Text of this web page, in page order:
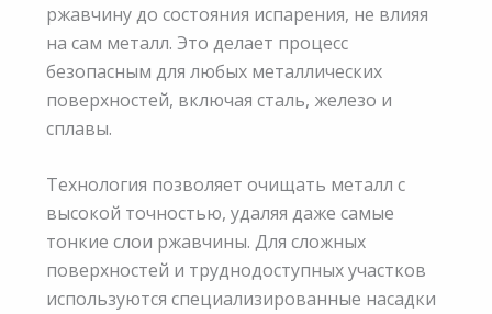
ржавчину до состояния испарения, не влияя
на сам металл. Это делает процесс
безопасным для любых металлических
поверхностей, включая сталь, железо и
сплавы.
Технология позволяет очищать металл с
высокой точностью, удаляя даже самые
тонкие слои ржавчины. Для сложных
поверхностей и труднодоступных участков
используются специализированные насадки